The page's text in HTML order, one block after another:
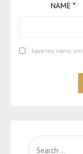
NAME*
Save my name,